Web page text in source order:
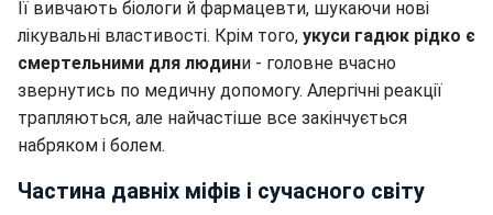
Її вивчають біологи й фармацевти, шукаючи нові
лікувальні властивості. Крім того, укуси гадюк рідко є
смертельними для людини - головне вчасно
звернутись по медичну допомогу. Алергічні реакції
трапляються, але найчастіше все закінчується
набряком і болем.
Частина давніх міфів і сучасного світу